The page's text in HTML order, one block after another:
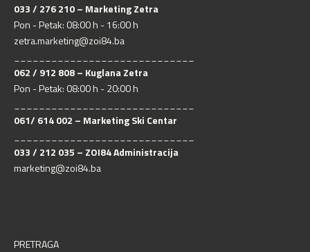
033 / 276 210 – Marketing Zetra
Pon - Petak: 08:00 h - 16:00 h
zetra.marketing@zoi84.ba
062 / 912 808 – Kuglana Zetra
Pon - Petak: 08:00 h - 20:00 h
061/ 614 002 – Marketing Ski Centar
033 / 212 035 – ZOI84 Administracija
marketing@zoi84.ba
PRETRAGA